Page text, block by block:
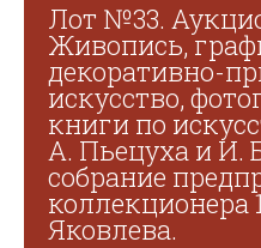
Лот №33.
Живопись,
декоративно-
искусство,
книги по
А. Пьецуха и И.
собрание
коллекционера
Яковлева.